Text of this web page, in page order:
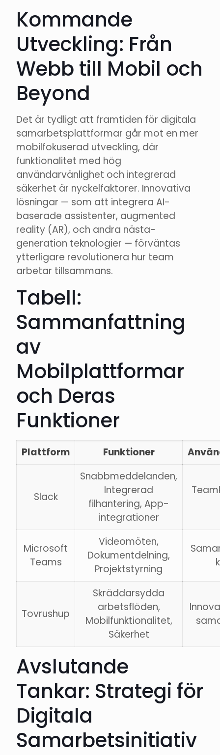
Kommande
Utveckling: Från
Webb till Mobil och
Beyond
Det är tydligt att framtiden för digitala
samarbetsplattformar går mot en mer
mobilfokuserad utveckling, där
funktionalitet med hög
användarvänlighet och integrerad
säkerhet är nyckelfaktorer. Innovativa
lösningar — som att integrera AI-
baserade assistenter, augmented
reality (AR), och andra nästa-
generation teknologier — förväntas
ytterligare revolutionera hur team
arbetar tillsammans.
Tabell:
Sammanfattning
av
Mobilplattformar
och Deras
Funktioner
Plattform Funktioner
Slack
Snabbmeddelanden,
Integrerad
filhantering, App-
integrationer
Microsoft
Teams
Videomöten,
Dokumentdelning,
Projektstyrning
Tovrushup
Skräddarsydda
arbetsflöden,
Mobilfunktionalitet,
Säkerhet
Avslutande
Tankar: Strategi för
Digitala
Samarbetsinitiativ